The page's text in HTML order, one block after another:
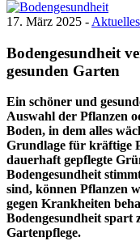
17. März 2025 - Aktuelles
Bodengesundheit
gesunden Garten
Ein schöner und
Auswahl der Pflanzen
Boden, in dem alles
Grundlage für kräftige
dauerhaft gepflegte
Bodengesundheit
sind, können Pflanzen
gegen Krankheiten
Bodengesundheit
Gartenpflege.